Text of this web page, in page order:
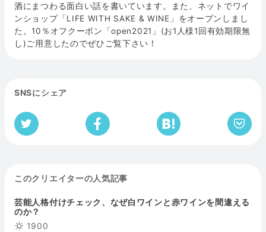
酒にまつわる面白い話を書いています。また、ネットでワイ
ンショップ「LIFE WITH SAKE & WINE」をオープンしまし
た。10％オフクーポン「open2021」(お1人様1回有効期限無
し)ご用意したのでぜひご覧下さい！
SNSにシェア
このクリエイターの人気記事
芸能人格付けチェック、なぜ白ワインと赤ワインを間違える
のか？
1900